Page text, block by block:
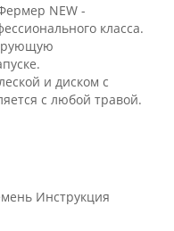
NEW -
класса.
и диском с
с любой травой.
Инструкция